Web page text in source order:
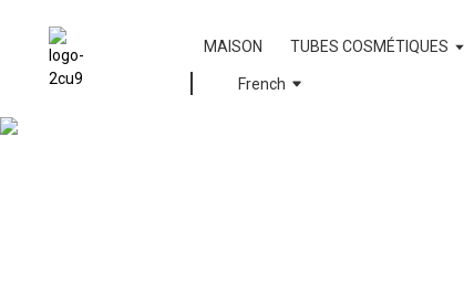
MAISON TUBES COSMÉTIQUES
French